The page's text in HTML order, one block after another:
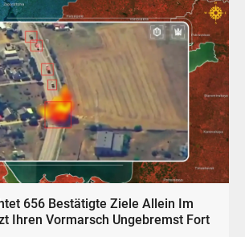
656 Bestätigte Ziele Allein Im
Ihren Vormarsch Ungebremst Fort